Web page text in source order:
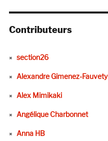
Contributeurs
section26
Alexandre Gimenez-Fauvety
Alex Mimikaki
Angélique Charbonnet
Anna HB